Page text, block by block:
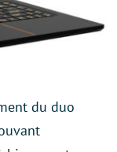
du duo